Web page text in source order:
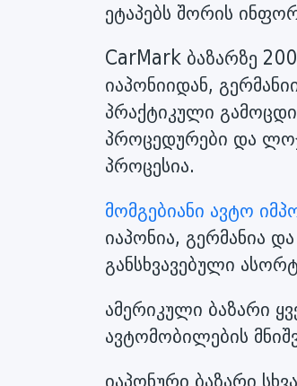
ეტაპებს შორის
CarMark ბაზარზე
იაპონიიდან,
პრაქტიკული
პროცედურები და
პროცესია.
მომგებიანი ავტო
იაპონია, გერმანია
განსხვავებული
ამერიკული ბაზარი
ავტომობილების
იაპონური ბაზარი